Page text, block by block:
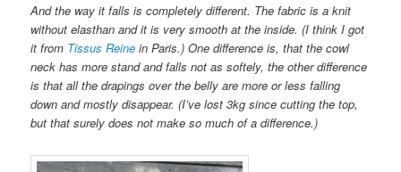
And the way it falls is completely different. The fabric is a knit
without elasthan and it is very smooth at the inside. (I think I got
it from Tissus Reine in Paris.) One difference is, that the cowl
neck has more stand and falls not as softely, the other difference
is that all the drapings over the belly are more or less falling
down and mostly disappear. (I’ve lost 3kg since cutting the top,
but that surely does not make so much of a difference.)